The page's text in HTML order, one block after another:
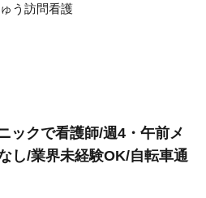
う訪問看護
ックで看護師/週4・午前メ
し/業界未経験OK/自転車通